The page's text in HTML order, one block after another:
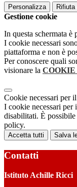
Personalizza Rifiuta
Gestione cookie
In questa schermata è
I cookie necessari
piattaforma e non è
Per conoscere quali
visionare la
Cookie necessari per
I cookie necessari per
disabilitati. È
policy.
Accetta tutti Salva
Contatti
Istituto Achille Ricci